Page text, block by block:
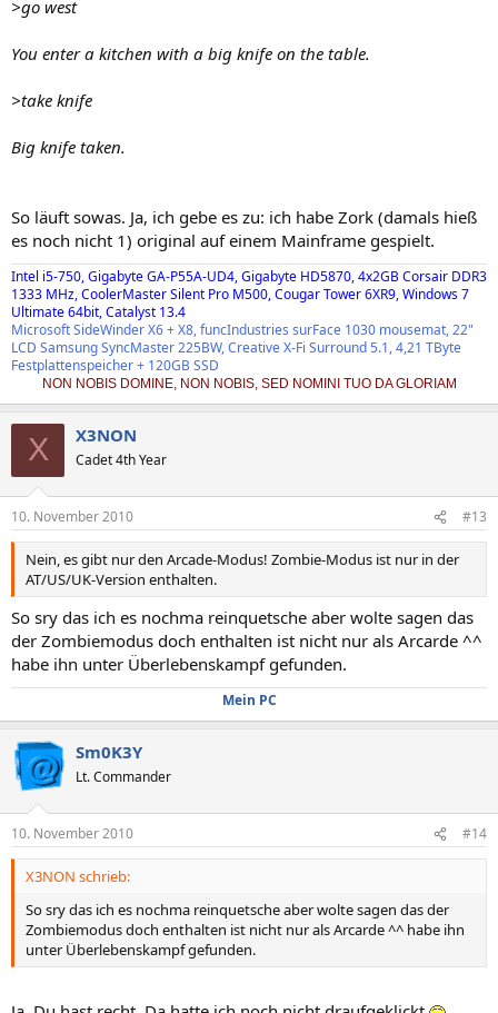
>go west
You enter a kitchen with a big knife on the table.
>take knife
Big knife taken.
So läuft sowas. Ja, ich gebe es zu: ich habe Zork (damals hieß
es noch nicht 1) original auf einem Mainframe gespielt.
Intel i5-750, Gigabyte GA-P55A-UD4, Gigabyte HD5870, 4x2GB Corsair DDR3
1333 MHz, CoolerMaster Silent Pro M500, Cougar Tower 6XR9, Windows 7
Ultimate 64bit, Catalyst 13.4
Microsoft SideWinder X6 + X8, funcIndustries surFace 1030 mousemat, 22"
LCD Samsung SyncMaster 225BW, Creative X-Fi Surround 5.1, 4,21 TByte
Festplattenspeicher + 120GB SSD
NON NOBIS DOMINE, NON NOBIS, SED NOMINI TUO DA GLORIAM
X X3NON
Cadet 4th Year
10. November 2010 #13
Nein, es gibt nur den Arcade-Modus! Zombie-Modus ist nur in der
AT/US/UK-Version enthalten.
So sry das ich es nochma reinquetsche aber wolte sagen das
der Zombiemodus doch enthalten ist nicht nur als Arcarde ^^
habe ihn unter Überlebenskampf gefunden.
Mein PC
Sm0K3Y
Lt. Commander
10. November 2010 #14
X3NON schrieb:
So sry das ich es nochma reinquetsche aber wolte sagen das der
Zombiemodus doch enthalten ist nicht nur als Arcarde ^^ habe ihn
unter Überlebenskampf gefunden.